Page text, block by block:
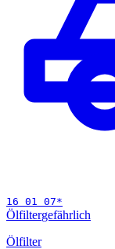
16 01 07*
Ölfiltergefährlich
Ölfilter